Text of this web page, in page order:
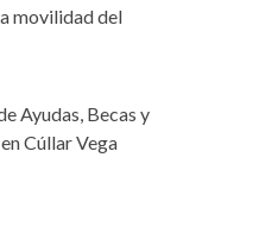
movilidad del
Ayudas, Becas y
Cúllar Vega